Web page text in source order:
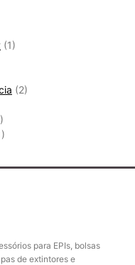
(1)
(2)
para EPIs, bolsas
de extintores e